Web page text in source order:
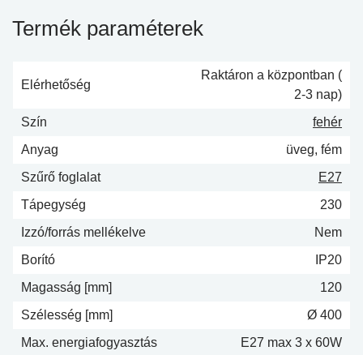
Termék paraméterek
Elérhetőség
Raktáron a központban (
2-3 nap)
Szín
fehér
Anyag
üveg, fém
Szűrő foglalat
E27
Tápegység
230
Izzó/forrás mellékelve
Nem
Borító
IP20
Magasság [mm]
120
Szélesség [mm]
Ø 400
Max. energiafogyasztás
E27 max 3 x 60W